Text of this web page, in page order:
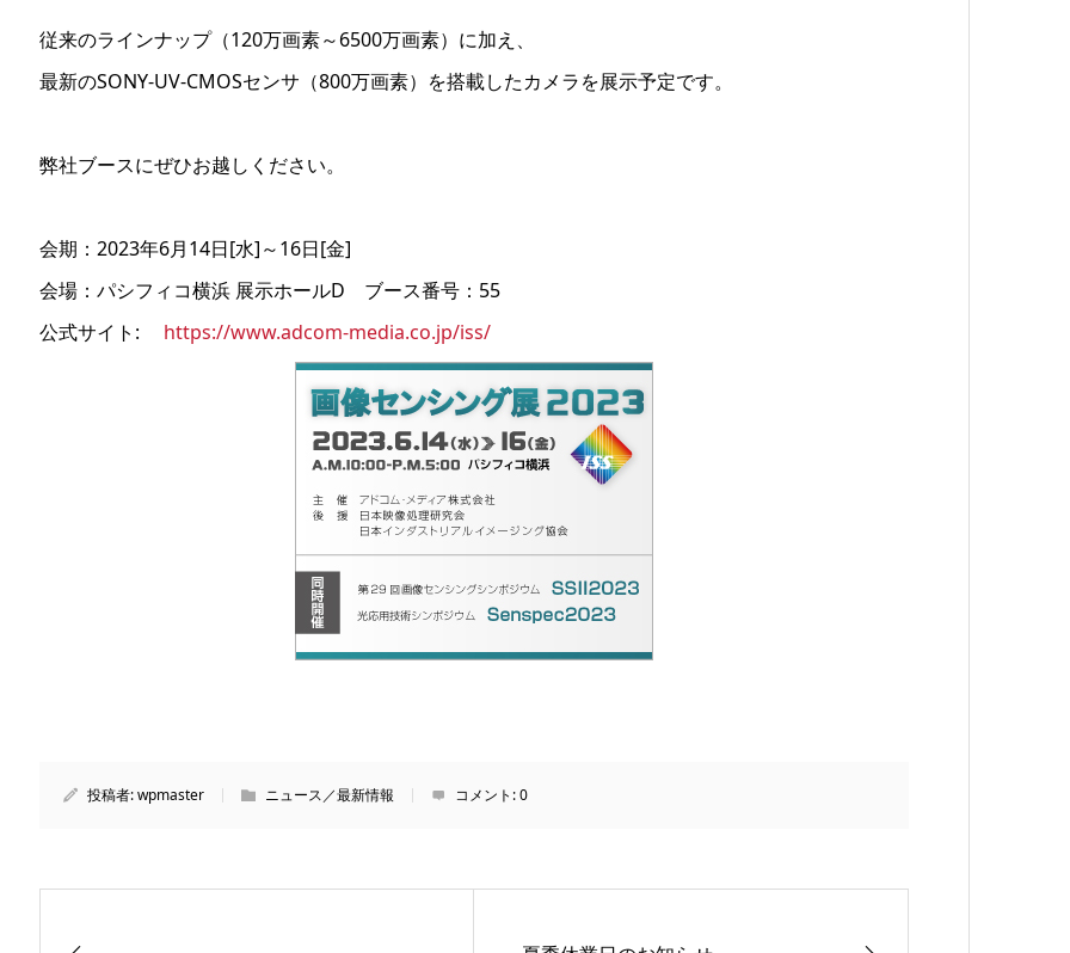
従来のラインナップ（120万画素～6500万画素）に加え、
最新のSONY-UV-CMOSセンサ（800万画素）を搭載したカメラを展示予定です。
弊社ブースにぜひお越しください。
会期：2023年6月14日[水]～16日[金]
会場：パシフィコ横浜 展示ホールD ブース番号：55
公式サイト: https://www.adcom-media.co.jp/iss/
投稿者:wpmaster ニュース／最新情報 コメント:0